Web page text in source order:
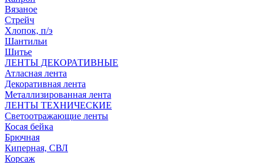
Вязаное
Стрейч
Хлопок, п/э
Шантильи
Шитье
ЛЕНТЫ ДЕКОРАТИВНЫЕ
Атласная лента
Декоративная лента
Металлизированная лента
ЛЕНТЫ ТЕХНИЧЕСКИЕ
Светоотражающие ленты
Косая бейка
Брючная
Киперная, СВЛ
Корсаж